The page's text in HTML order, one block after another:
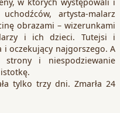
artysta-malarz
obrazami – wizerunkami
i ich dzieci. Tutejsi i
oczekujący najgorszego. A
i niespodziewanie
tylko trzy dni. Zmarła 24